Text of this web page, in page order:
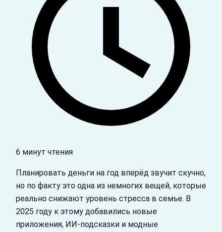
6 минут чтения
Планировать деньги на год вперёд звучит скучно,
но по факту это одна из немногих вещей, которые
реально снижают уровень стресса в семье. В
2025 году к этому добавились новые
приложения, ИИ‑подсказки и модные